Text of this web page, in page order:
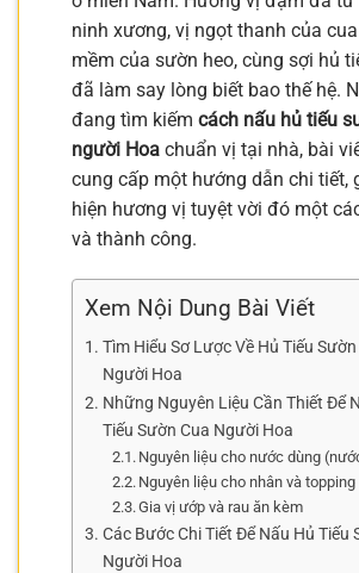
ninh xương, vị ngọt thanh của
mềm của sườn heo, cùng sợi hủ
đã làm say lòng biết bao thế hệ.
đang tìm kiếm cách nấu hủ tiếu
người Hoa chuẩn vị tại nhà, bài
cung cấp một hướng dẫn chi tiết,
hiện hương vị tuyệt vời đó một
và thành công.
Xem Nội Dung Bài Viết
Tìm Hiểu Sơ Lược Về Hủ Tiếu Sườn
Người Hoa
Những Nguyên Liệu Cần Thiết Để
Tiếu Sườn Cua Người Hoa
Nguyên liệu cho nước dùng
Nguyên liệu cho nhân và topping
Gia vị ướp và rau ăn kèm
Các Bước Chi Tiết Để Nấu Hủ Tiếu
Người Hoa